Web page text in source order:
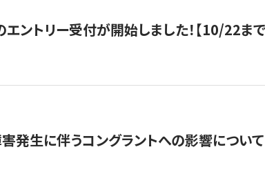
ントリー受付が開始しました！【10/22まで
害発生に伴うコングラントへの影響について